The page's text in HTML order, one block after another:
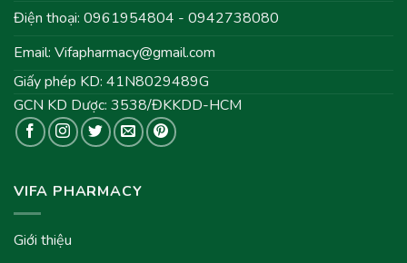
Điện thoại: 0961954804 - 0942738080
Email: Vifapharmacy@gmail.com
Giấy phép KD: 41N8029489G
GCN KD Dược: 3538/ĐKKDD-HCM
VIFA PHARMACY
Giới thiệu